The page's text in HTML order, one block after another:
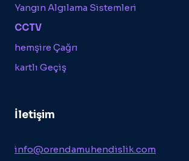
Yangın Algılama Sistemleri
CCTV
hemşire Çağrı
kartlı Geçiş
İletişim
info@orendamuhendislik.com